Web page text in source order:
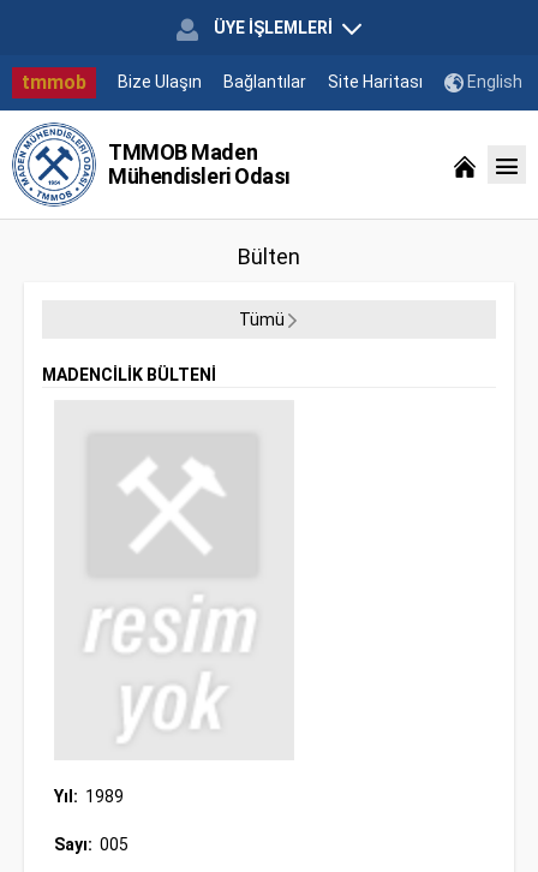
ÜYE İŞLEMLERİ
tmmob Bize Ulaşın Bağlantılar Site Haritası English
TMMOB Maden
Mühendisleri Odası
Bülten
Tümü
MADENCİLİK BÜLTENİ
Yıl: 1989
Sayı: 005